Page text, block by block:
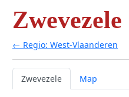
Zwevezele
← Regio: West-Vlaanderen
Zwevezele Map